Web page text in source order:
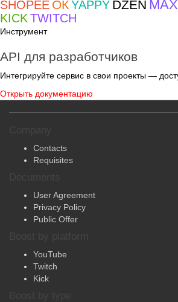
KICKTWITCH
Инструмент
Requisites
Documents
Privacy Policy
Public Offer
Twitch
Kick